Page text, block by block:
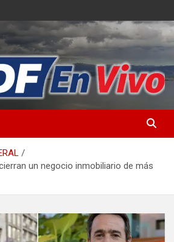
un negocio inmobiliario de más